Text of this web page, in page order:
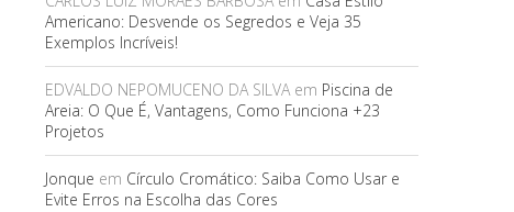
Americano: Desvende os Segredos e Veja 35
Exemplos Incríveis!
EDVALDO NEPOMUCENO DA SILVAem Piscina de
Areia: O Que É, Vantagens, Como Funciona +23
Projetos
Jonque em Círculo Cromático: Saiba Como Usar e
Evite Erros na Escolha das Cores